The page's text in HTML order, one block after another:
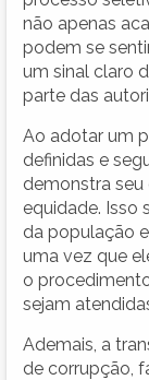
não apenas
podem se
um sinal claro
parte das
Ao adotar um
definidas e
demonstra
equidade. Isso
da população
uma vez que
o
sejam
Ademais, a
de corrupção,